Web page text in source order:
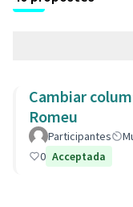
Cambiar
Romeu
Participantes
0 Acceptada